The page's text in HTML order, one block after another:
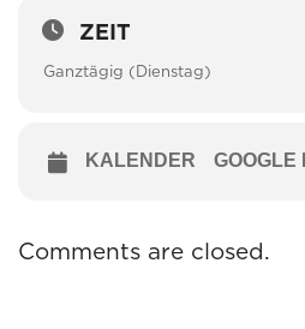
ZEIT
Ganztägig (Dienstag)
KALENDER GOOGLE
Comments are closed.